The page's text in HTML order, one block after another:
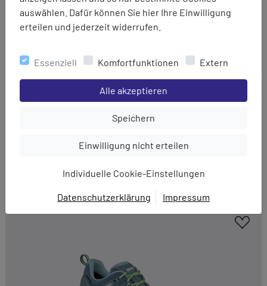
auswählen. Dafür können Sie hier Ihre Einwilligung
erteilen und jederzeit widerrufen.
Essenziell Komfortfunktionen Extern
Einstellungen speichern für die Gruppe
Alle akzeptieren
Einstellungen speichern für die
Speichern
Einstellungen speichern für die Gruppe
Einwilligung nicht erteilen
Individuelle Cookie-Einstellungen
Datenschutzerklärung Impressum
EINWILLIGUNG ZUR
Cookies. Sie können Ihre Zustimmung zu ganzen
Kategorien geben oder sich weitere Informationen
189,95 €